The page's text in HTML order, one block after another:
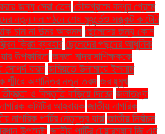
জন্য সেরা তেল চৌদ্দগ্রামে বন্ধুর প্রেমে
নতুন দল গঠনে শেষ মুহূর্তেও সঙ্কট কাটেনি
চান না উমর আকমল ছেলেদের জন্য কোন
ক্রিম ব্যবহার ছেলেদের পছন্দের আধুনিক
উপকারিতা জনতা মাদ্রাসাশিক্ষককে
সোপর্দ করল জমিয়তে উলামায়ে ইসলাম
অশান্তির নতুন তরঙ্গ জরায়ুমুখ
ও বিস্তৃতি বাড়িয়ে দিচ্ছে জলাতঙ্ক
কমিটির আহ্বায়ক জাতীয় নাগরিক
নাগরিক পার্টির নেতৃত্বে যারা জাতীয় নির্বাচন
উপদেষ্টা জাতীয় পার্টির চেয়ারম্যান জি এম